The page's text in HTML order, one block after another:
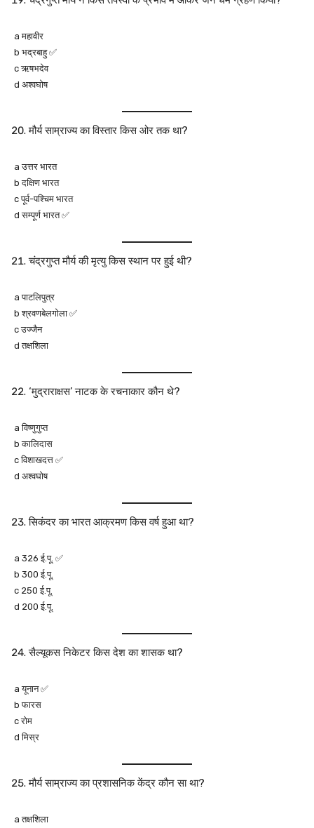
a महावीर
b भद्रबाहु ✅
c ऋषभदेव
d अश्वघोष
मौर्य साम्राज्य का विस्तार किस ओर तक था?
a उत्तर भारत
b दक्षिण भारत
c पूर्व-पश्चिम भारत
d सम्पूर्ण भारत ✅
चंद्रगुप्त मौर्य की मृत्यु किस स्थान पर हुई थी?
a पाटलिपुत्र
b श्रवणबेलगोला ✅
c उज्जैन
d तक्षशिला
‘मुद्राराक्षस’ नाटक के रचनाकार कौन थे?
a विष्णुगुप्त
b कालिदास
c विशाखदत्त ✅
d अश्वघोष
सिकंदर का भारत आक्रमण किस वर्ष हुआ था?
a 326 ई.पू. ✅
b 300 ई.पू.
c 250 ई.पू.
d 200 ई.पू.
सैल्यूकस निकेटर किस देश का शासक था?
a यूनान ✅
b फारस
c रोम
d मिस्र
मौर्य साम्राज्य का प्रशासनिक केंद्र कौन सा था?
a तक्षशिला